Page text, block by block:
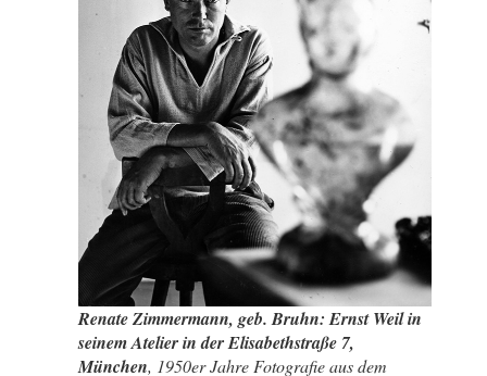
Renate Zimmermann, geb. Bruhn: Ernst Weil in
seinem Atelier in der Elisabethstraße 7,
München, 1950er Jahre Fotografie aus dem